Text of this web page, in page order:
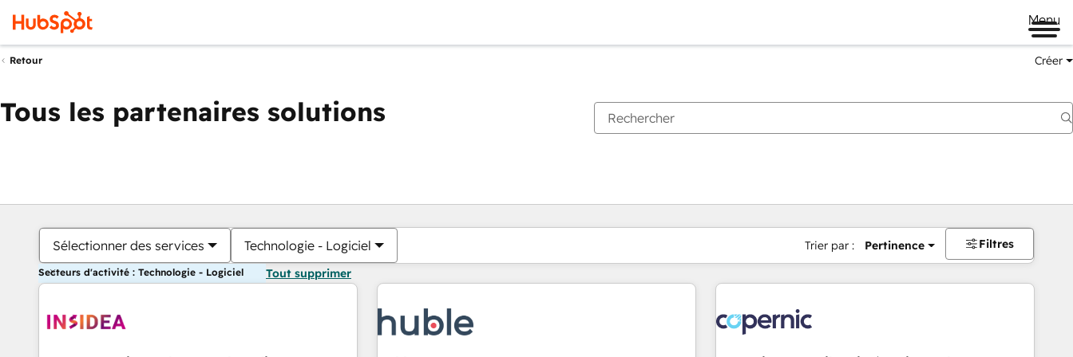
Menu
Retour Créer
Tous les partenaires solutions
Sélectionner des services Technologie - Logiciel Trier par : Pertinence Filtres
Secteurs d'activité : Technologie - Logiciel Tout supprimer
Vous êtes actuellement surPage
PagePagePagePagePagePagePagePagePage Page